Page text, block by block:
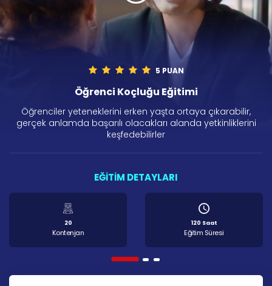
5 PUAN
Öğrenci Koçluğu Eğitimi
Öğrenciler yeteneklerini erken yaşta ortaya çıkarabilir,
gerçek anlamda başarılı olacakları alanda yetkinliklerini
keşfedebilirler
EĞİTİM DETAYLARI
20
Kontenjan
120 Saat
Eğitim Süresi